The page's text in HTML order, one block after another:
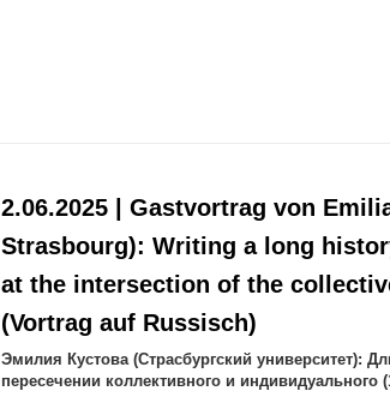
2.06.2025 | Gastvortrag von
Strasbourg): Writing a long
at the intersection of the
(Vortrag auf Russisch)
Эмилия Кустова(Страсбургский университет):
пересечении коллективного и индивидуального